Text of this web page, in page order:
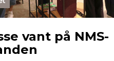
vant på NMS-